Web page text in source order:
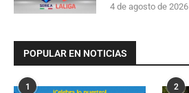
4 de agosto de 2026
POPULAR EN NOTICIAS
1 2